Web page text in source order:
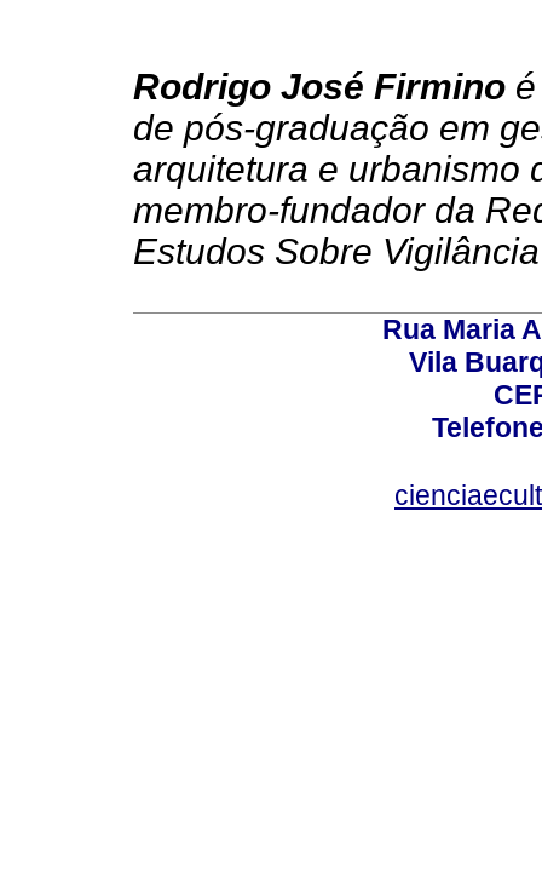
Rodrigo José Firmino
de pós-graduação em
arquitetura e urbanismo
membro-fundador da
Estudos Sobre
Rua Maria
Vila